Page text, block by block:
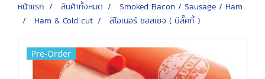
หน้าแรก สินค้าทั้งหมด
Smoked Bacon / Sausage / Ham
Ham & Cold cut
ลีโอเนอร์ ซอสเซจ ( บีลั๊คกี้ )
Pre-Order